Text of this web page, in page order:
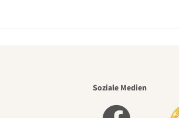
Soziale Medien